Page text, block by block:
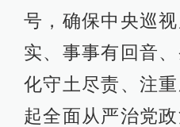
号，确保中央巡
实、事事有回音
化守土尽责、注
起全面从严治党